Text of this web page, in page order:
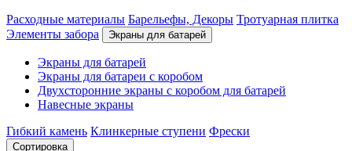
Расходные материалы Барельефы, Декоры Тротуарная плитка
Элементы забора
Экраны для батарей
Экраны для батарей
Экраны для батареи с коробом
Двухсторонние экраны с коробом для батарей
Навесные экраны
Гибкий камень Клинкерные ступени Фрески
Сортировка